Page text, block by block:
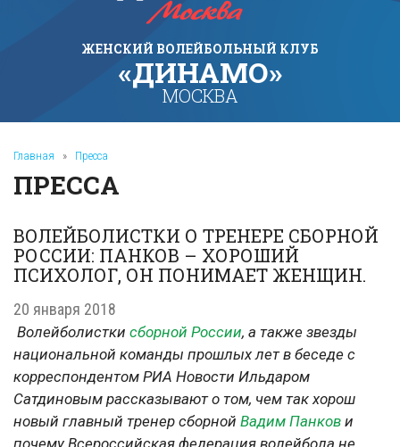
ЖЕНСКИЙ ВОЛЕЙБОЛЬНЫЙ КЛУБ
«ДИНАМО»
МОСКВА
Главная » Пресса
ПРЕССА
ВОЛЕЙБОЛИСТКИ О ТРЕНЕРЕ СБОРНОЙ
РОССИИ: ПАНКОВ – ХОРОШИЙ
ПСИХОЛОГ, ОН ПОНИМАЕТ ЖЕНЩИН.
20 января 2018
Волейболистки сборной России, а также звезды
национальной команды прошлых лет в беседе с
корреспондентом РИА Новости Ильдаром
Сатдиновым рассказывают о том, чем так хорош
новый главный тренер сборной Вадим Панков и
почему Всероссийская федерация волейбола не